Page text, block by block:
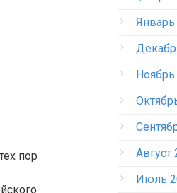
пор
Январь
Август
Июль